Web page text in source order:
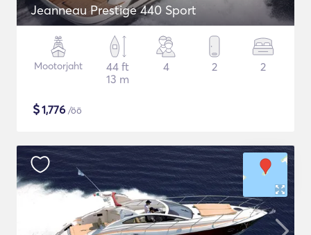
Jeanneau Prestige 440 Sport
Mootorjaht
44 ft
13 m
4 2 2
$1,776 /öö